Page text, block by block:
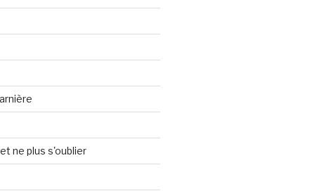
ne plus s'oublier